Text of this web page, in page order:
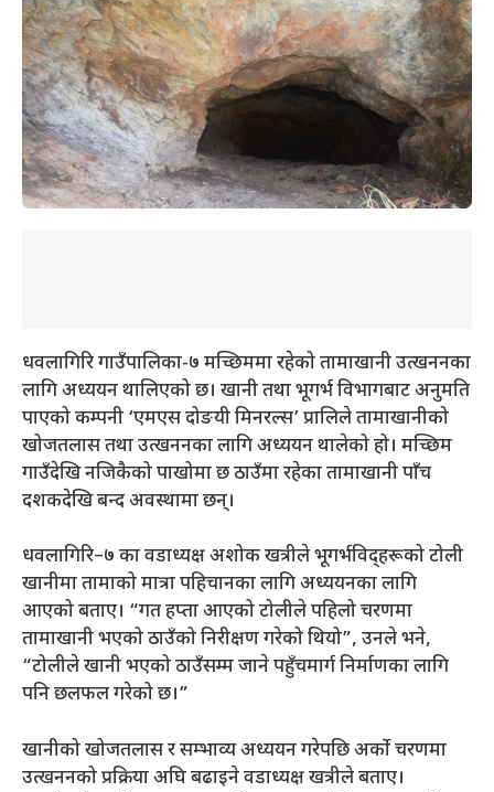
धवलागिरि गाउँपालिका-७ मच्छिममा रहेको तामाखानी उत्खननका
लागि अध्ययन थालिएको छ। खानी तथा भूगर्भ विभागबाट अनुमति
पाएको कम्पनी ‘एमएस दोङयी मिनरल्स’ प्रालिले तामाखानीको
खोजतलास तथा उत्खननका लागि अध्ययन थालेको हो। मच्छिम
गाउँदेखि नजिकैको पाखोमा छ ठाउँमा रहेका तामाखानी पाँच
दशकदेखि बन्द अवस्थामा छन्।
धवलागिरि–७ का वडाध्यक्ष अशोक खत्रीले भूगर्भविद्हरूको टोली
खानीमा तामाको मात्रा पहिचानका लागि अध्ययनका लागि
आएको बताए। “गत हप्ता आएको टोलीले पहिलो चरणमा
तामाखानी भएको ठाउँको निरीक्षण गरेको थियो”, उनले भने,
“टोलीले खानी भएको ठाउँसम्म जाने पहुँचमार्ग निर्माणका लागि
पनि छलफल गरेको छ।”
खानीको खोजतलास र सम्भाव्य अध्ययन गरेपछि अर्को चरणमा
उत्खननको प्रक्रिया अघि बढाइने वडाध्यक्ष खत्रीले बताए।